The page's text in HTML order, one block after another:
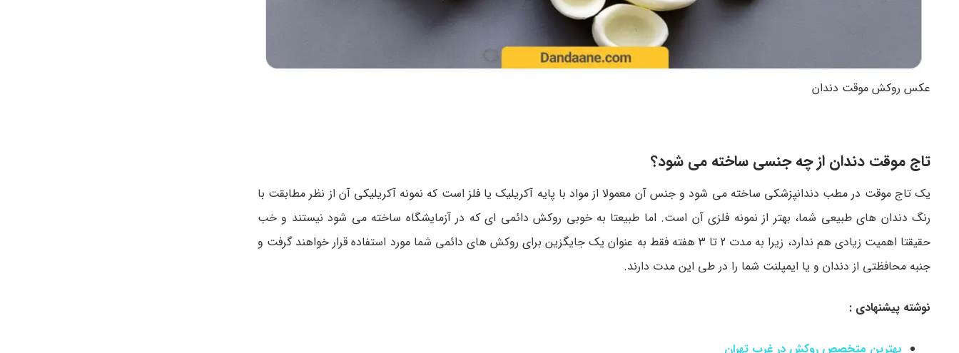
عکس روکش موقت دندان
تاج موقت دندان از چه جنسی ساخته می شود؟
یک تاج موقت در مطب دندانپزشکی ساخته می شود و جنس آن معمولا از مواد با پایه آکریلیک یا فلز است که نمونه آکریلیکی آن از نظر مطابقت با
رنگ دندان های طبیعی شما، بهتر از نمونه فلزی آن است. اما طبیعتا به خوبی روکش دائمی ای که در آزمایشگاه ساخته می شود نیستند و خب
حقیقتا اهمیت زیادی هم ندارد، زیرا به مدت 2 تا 3 هفته فقط به عنوان یک جایگزین برای روکش های دائمی شما مورد استفاده قرار خواهند گرفت و
جنبه محافظتی از دندان و یا ایمپلنت شما را در طی این مدت دارند.
نوشته پیشنهادی :
بهترین متخصص روکش در غرب تهران